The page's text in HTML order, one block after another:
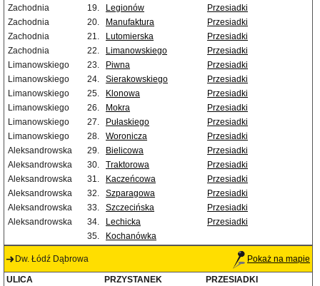
Zachodnia
19. Legionów
Przesiadki
Zachodnia
20. Manufaktura
Przesiadki
Zachodnia
21. Lutomierska
Przesiadki
Zachodnia
22. Limanowskiego
Przesiadki
Limanowskiego
23. Piwna
Przesiadki
Limanowskiego
24. Sierakowskiego
Przesiadki
Limanowskiego
25. Klonowa
Przesiadki
Limanowskiego
26. Mokra
Przesiadki
Limanowskiego
27. Pułaskiego
Przesiadki
Limanowskiego
28. Woronicza
Przesiadki
Aleksandrowska
29. Bielicowa
Przesiadki
Aleksandrowska
30. Traktorowa
Przesiadki
Aleksandrowska
31. Kaczeńcowa
Przesiadki
Aleksandrowska
32. Szparagowa
Przesiadki
Aleksandrowska
33. Szczecińska
Przesiadki
Aleksandrowska
34. Lechicka
Przesiadki
35.
Kochanówka
Dw. Łódź Dąbrowa Pokaż na mapie
ULICA PRZYSTANEK
PRZESIADKI